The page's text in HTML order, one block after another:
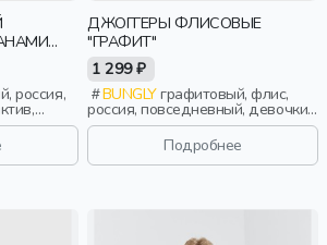
ДЖОГГЕРЫ ФЛИСОВЫЕ
"ГРАФИТ"
1 299 ₽
BUNGLYграфитовый, флис,
россия, повседневный, девочки,
малыши, дошкольники, дети
Подробнее